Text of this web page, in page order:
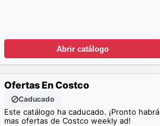
Abrir catálogo
Ofertas En Costco
Caducado
Este catálogo ha caducado. ¡Pronto habrá
mas ofertas de Costco weekly ad!